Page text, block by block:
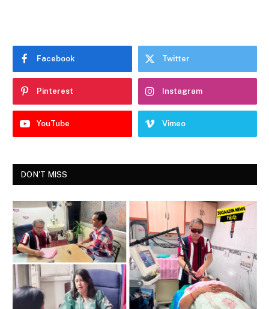
Facebook Twitter
Pinterest Instagram
YouTube Vimeo
DON'T MISS